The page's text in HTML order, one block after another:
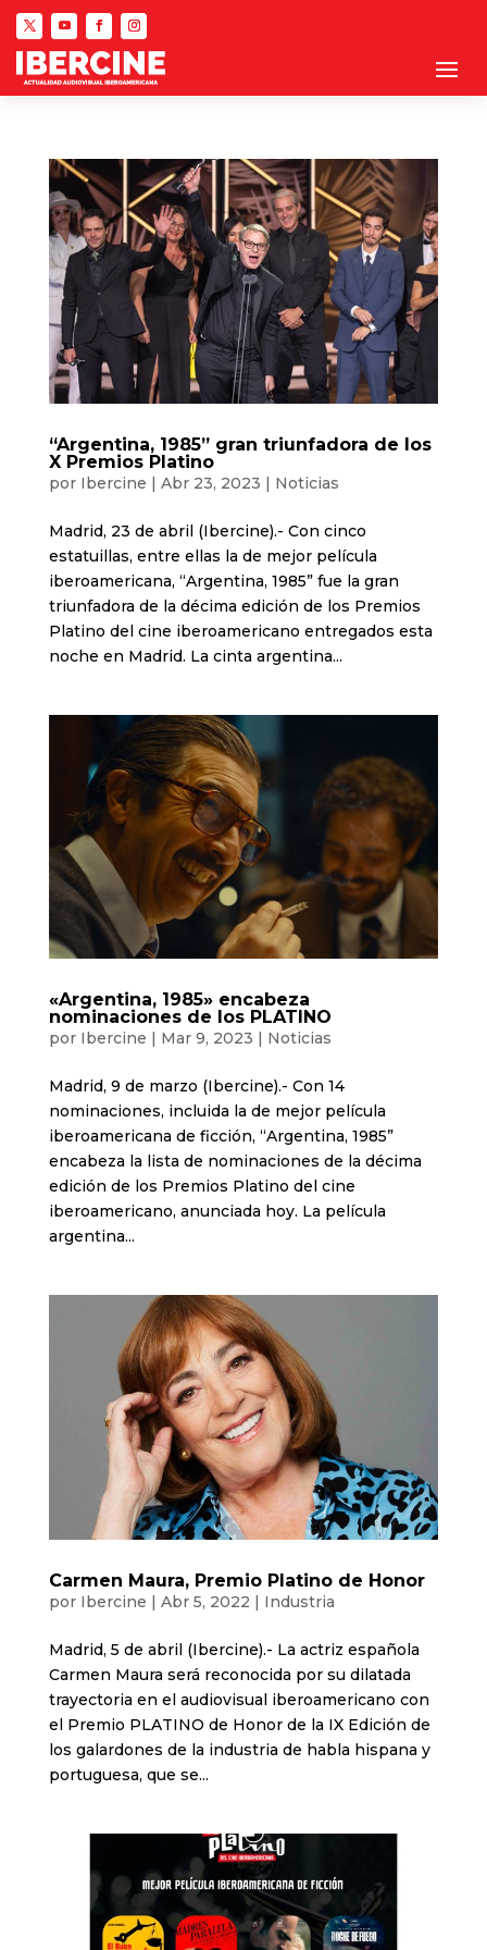
“Argentina, 1985” gran triunfadora de los
X Premios Platino
por Ibercine | Abr 23, 2023 | Noticias
Madrid, 23 de abril (Ibercine).- Con cinco
estatuillas, entre ellas la de mejor película
iberoamericana, “Argentina, 1985” fue la gran
triunfadora de la décima edición de los Premios
Platino del cine iberoamericano entregados esta
noche en Madrid. La cinta argentina...
«Argentina, 1985» encabeza
nominaciones de los PLATINO
por Ibercine Mar 9, 2023 Noticias
Madrid, 9 de marzo (Ibercine).- Con 14
nominaciones, incluida la de mejor película
iberoamericana de ficción, “Argentina, 1985”
encabeza la lista de nominaciones de la décima
edición de los Premios Platino del cine
iberoamericano, anunciada hoy. La película
argentina...
Carmen Maura, Premio Platino de Honor
por Ibercine | Abr 5, 2022 | Industria
Madrid, 5 de abril (Ibercine).- La actriz española
Carmen Maura será reconocida por su dilatada
trayectoria en el audiovisual iberoamericano con
el Premio PLATINO de Honor de la IX Edición de
los galardones de la industria de habla hispana y
portuguesa, que se...